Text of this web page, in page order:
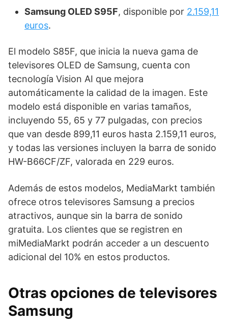
Samsung OLED S95F, disponible por 2.159,11
euros.
El modelo S85F, que inicia la nueva gama de
televisores OLED de Samsung, cuenta con
tecnología Vision AI que mejora
automáticamente la calidad de la imagen. Este
modelo está disponible en varias tamaños,
incluyendo 55, 65 y 77 pulgadas, con precios
que van desde 899,11 euros hasta 2.159,11 euros,
y todas las versiones incluyen la barra de sonido
HW-B66CF/ZF, valorada en 229 euros.
Además de estos modelos, MediaMarkt también
ofrece otros televisores Samsung a precios
atractivos, aunque sin la barra de sonido
gratuita. Los clientes que se registren en
miMediaMarkt podrán acceder a un descuento
adicional del 10% en estos productos.
Otras opciones de televisores
Samsung